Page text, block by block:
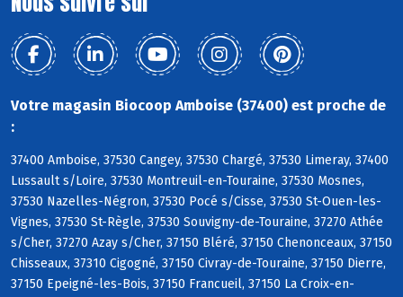
Votre magasin Biocoop Amboise (37400) est proche de
:
37400 Amboise, 37530 Cangey, 37530 Chargé, 37530 Limeray, 37400
Lussault s/Loire, 37530 Montreuil-en-Touraine, 37530 Mosnes,
37530 Nazelles-Négron, 37530 Pocé s/Cisse, 37530 St-Ouen-les-
Vignes, 37530 St-Règle, 37530 Souvigny-de-Touraine, 37270 Athée
s/Cher, 37270 Azay s/Cher, 37150 Bléré, 37150 Chenonceaux, 37150
Chisseaux, 37310 Cigogné, 37150 Civray-de-Touraine, 37150 Dierre,
37150 Epeigné-les-Bois, 37150 Francueil, 37150 La Croix-en-